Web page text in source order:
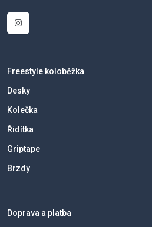
Freestyle koloběžka
Desky
Kolečka
Řidítka
Griptape
Brzdy
Doprava a platba